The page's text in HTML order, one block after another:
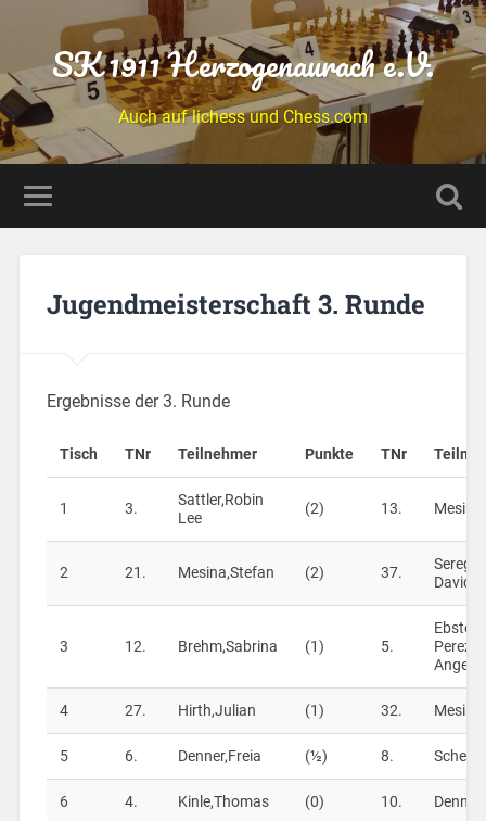
SK 1911 Herzogenaurach e.V.
Auch auf lichess und Chess.com
Jugendmeisterschaft 3. Runde
Ergebnisse der 3. Runde
Tisch TNr Teilnehmer Punkte TNr
1 3.
Sattler,Robin
Lee
(2) 13.
2 21. Mesina,Stefan (2) 37.
David
3 12. Brehm,Sabrina (1) 5.
Ebster
Angel
4 27. Hirth,Julian (1) 32.
5 6. Denner,Freia (½) 8.
6 4. Kinle,Thomas (0) 10.